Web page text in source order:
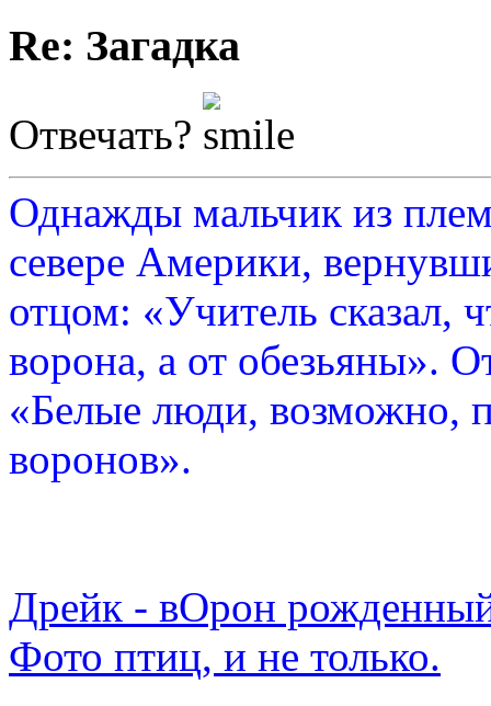
Re: Загадка
Отвечать?
Однажды мальчик из
севере Америки,
отцом: «Учитель сказал,
ворона, а от обезьяны».
«Белые люди, возможно,
воронов».
Дрейк - вОрон
Фото птиц, и не только.